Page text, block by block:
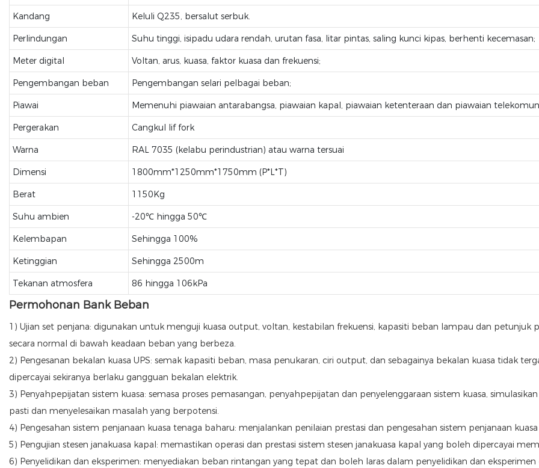
Kandang Keluli Q235, bersalut serbuk.
Perlindungan Suhu tinggi, isipadu udara rendah, urutan fasa, litar pintas, saling kunci kipas, berhenti kecemasan;
Meter digital Voltan, arus, kuasa, faktor kuasa dan frekuensi;
Pengembangan beban Pengembangan selari pelbagai beban;
Piawai Memenuhi piawaian antarabangsa, piawaian kapal, piawaian ketenteraan dan piawaian
Pergerakan Cangkul lif fork
Warna RAL 7035 (kelabu perindustrian) atau warna tersuai
Dimensi 1800mm*1250mm*1750mm (P*L*T)
Berat 1150Kg
Suhu ambien -20℃ hingga 50℃
Kelembapan Sehingga 100%
Ketinggian Sehingga 2500m
Tekanan atmosfera 86 hingga 106kPa
Permohonan Bank Beban
1) Ujian set penjana: digunakan untuk menguji kuasa output, voltan, kestabilan frekuensi, kapasiti beban lampau dan petunjuk
secara normal di bawah keadaan beban yang berbeza.
2) Pengesanan bekalan kuasa UPS: semak kapasiti beban, masa penukaran, ciri output, dan sebagainya bekalan kuasa tidak
dipercayai sekiranya berlaku gangguan bekalan elektrik.
3) Penyahpepijatan sistem kuasa: semasa proses pemasangan, penyahpepijatan dan penyelenggaraan sistem kuasa,
pasti dan menyelesaikan masalah yang berpotensi.
4) Pengesahan sistem penjanaan kuasa tenaga baharu: menjalankan penilaian prestasi dan pengesahan sistem penjanaan
5) Pengujian stesen janakuasa kapal: memastikan operasi dan prestasi sistem stesen janakuasa kapal yang boleh dipercayai
6) Penyelidikan dan eksperimen: menyediakan beban rintangan yang tepat dan boleh laras dalam penyelidikan dan